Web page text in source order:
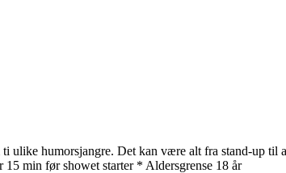
ulike humorsjangre. Det kan være alt fra stand-up til
15 min før showet starter * Aldersgrense 18 år